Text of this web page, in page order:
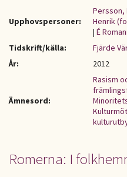
Upphovspersoner:
Persson,
Henrik
| É
Tidskrift/källa:
Fjärde
År:
2012
Ämnesord:
Rasism
Romerna: I